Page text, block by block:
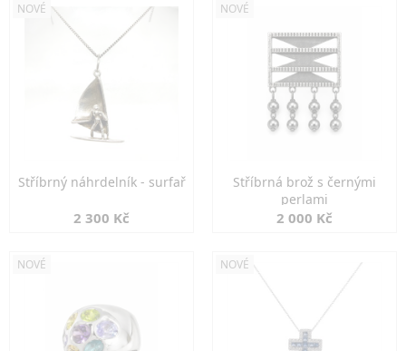
NOVÉ
Stříbrný náhrdelník - surfař
2 300 Kč
NOVÉ
Stříbrná brož s černými
perlami
2 000 Kč
NOVÉ NOVÉ